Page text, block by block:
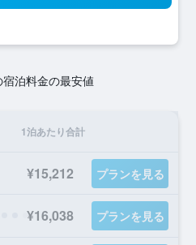
泊料金の最安値
1泊あたり合計
¥15,212 プランを見る
¥16,038 プランを見る